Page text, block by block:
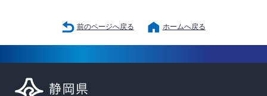
前のページへ戻る ホームへ戻る